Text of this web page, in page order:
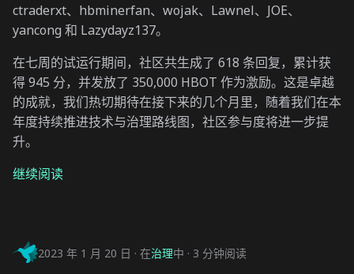
ctraderxt、hbminerfan、wojak、Lawnel、JOE、
yancong 和 Lazydayz137。
在七周的试运行期间，社区共生成了 618 条回复，累计获
得 945 分，并发放了 350,000 HBOT 作为激励。这是卓越
的成就，我们热切期待在接下来的几个月里，随着我们在本
年度持续推进技术与治理路线图，社区参与度将进一步提
升。
继续阅读
2023 年 1 月 20 日 在治理中 3 分钟阅读